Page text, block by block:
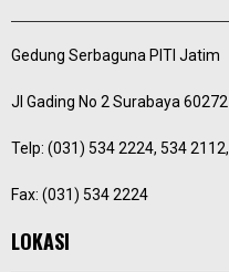
Gedung Serbaguna PITI Jatim
Jl Gading No 2 Surabaya 60272
Telp: (031) 534 2224, 534 2112,
Fax: (031) 534 2224
LOKASI